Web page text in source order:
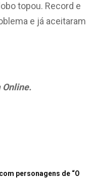
topou. Record e
e já aceitaram
Online.
personagens de “O